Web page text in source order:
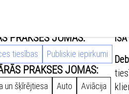
PRAKSES JOMAS:
tiesības Publiskie iepirkumi
PRAKSES JOMAS:
un šķīrējtiesa Auto
Aviācija